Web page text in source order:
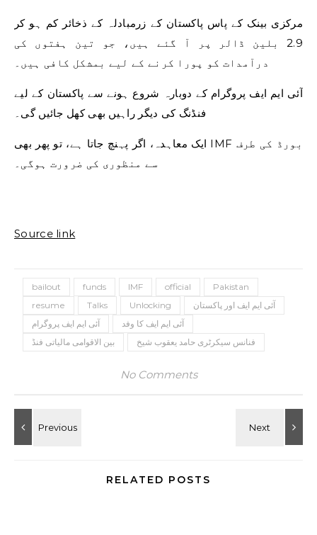
مرکزی بینک کے پاس پاکستان کے زرمبادلہ کے ذخائر کم ہو کر
2.9 بلین ڈالر پر آ گئے ہیں، جو تین ہفتوں کی
درآمدات کو پورا کرنے کے لیے بمشکل کافی ہیں۔
آئی ایم ایف پروگرام کے دوبارہ شروع ہونے سے پاکستان کے لیے
فنڈنگ ​​کی دیگر راہیں بھی کھل جائیں گی۔
ایک معاہدہ، اگر پہنچ جاتا ہے، تو پھر بھی IMF بورڈ کی طرف
سے منظوری کی ضرورت ہوگی۔
Source link
bailout funds IMF official
Pakistan
resume
Talks Unlocking
آئی ایم ایف اور پاکستان
آئی ایم ایف پروگرام
آئی ایم ایف کا وفد
بین الاقوامی مالیاتی فنڈ
فنانس سیکرٹری حامد یعقوب شیخ
No Comments
RELATED POSTS